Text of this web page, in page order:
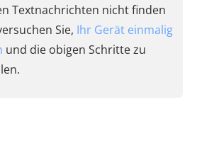
Textnachrichten nicht finden
Sie, Ihr Gerät einmalig
und die obigen Schritte zu